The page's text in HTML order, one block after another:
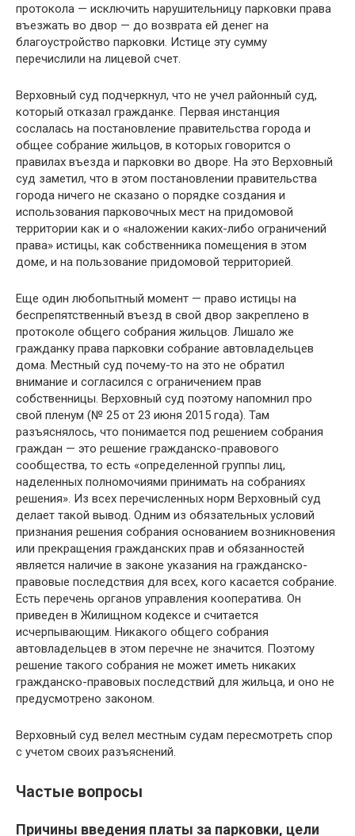
протокола — исключить нарушительницу парковки права
въезжать во двор — до возврата ей денег на
благоустройство парковки. Истице эту сумму
перечислили на лицевой счет.
Верховный суд подчеркнул, что не учел районный суд,
который отказал гражданке. Первая инстанция
сослалась на постановление правительства города и
общее собрание жильцов, в которых говорится о
правилах въезда и парковки во дворе. На это Верховный
суд заметил, что в этом постановлении правительства
города ничего не сказано о порядке создания и
использования парковочных мест на придомовой
территории как и о «наложении каких-либо ограничений
права» истицы, как собственника помещения в этом
доме, и на пользование придомовой территорией.
Еще один любопытный момент — право истицы на
беспрепятственный въезд в свой двор закреплено в
протоколе общего собрания жильцов. Лишало же
гражданку права парковки собрание автовладельцев
дома. Местный суд почему-то на это не обратил
внимание и согласился с ограничением прав
собственницы. Верховный суд поэтому напомнил про
свой пленум (№ 25 от 23 июня 2015 года). Там
разъяснялось, что понимается под решением собрания
граждан — это решение гражданско-правового
сообщества, то есть «определенной группы лиц,
наделенных полномочиями принимать на собраниях
решения». Из всех перечисленных норм Верховный суд
делает такой вывод. Одним из обязательных условий
признания решения собрания основанием возникновения
или прекращения гражданских прав и обязанностей
является наличие в законе указания на гражданско-
правовые последствия для всех, кого касается собрание.
Есть перечень органов управления кооператива. Он
приведен в Жилищном кодексе и считается
исчерпывающим. Никакого общего собрания
автовладельцев в этом перечне не значится. Поэтому
решение такого собрания не может иметь никаких
гражданско-правовых последствий для жильца, и оно не
предусмотрено законом.
Верховный суд велел местным судам пересмотреть спор
с учетом своих разъяснений.
Частые вопросы
Причины введения платы за парковки, цели